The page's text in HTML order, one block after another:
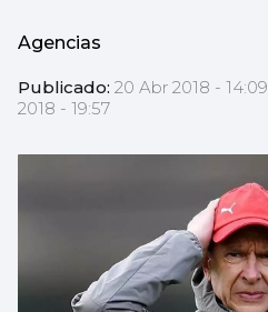
Agencias
Publicado: 20 Abr 2018 - 14:09
2018 - 19:57